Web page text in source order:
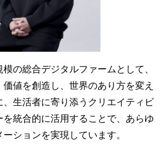
の総合デジタルファームとして、
価値を創造し、世界のあり方を変え
、生活者に寄り添うクリエイティビ
を統合的に活用することで、あらゆ
ションを実現しています。